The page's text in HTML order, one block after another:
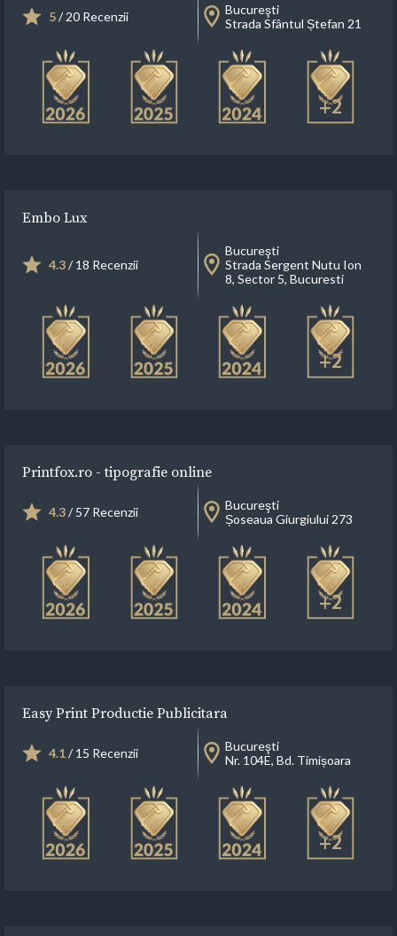
5/ 20 Recenzii
Bucureşti
Strada Sfântul Ștefan 21
+2
Embo Lux
4.3/ 18 Recenzii
Bucureşti
Strada Sergent Nutu Ion
8, Sector 5, Bucuresti
+2
Printfox.ro - tipografie online
4.3/ 57 Recenzii
Bucureşti
Șoseaua Giurgiului 273
+2
Easy Print Productie Publicitara
4.1/ 15 Recenzii
Bucureşti
Nr. 104E, Bd. Timișoara
+2